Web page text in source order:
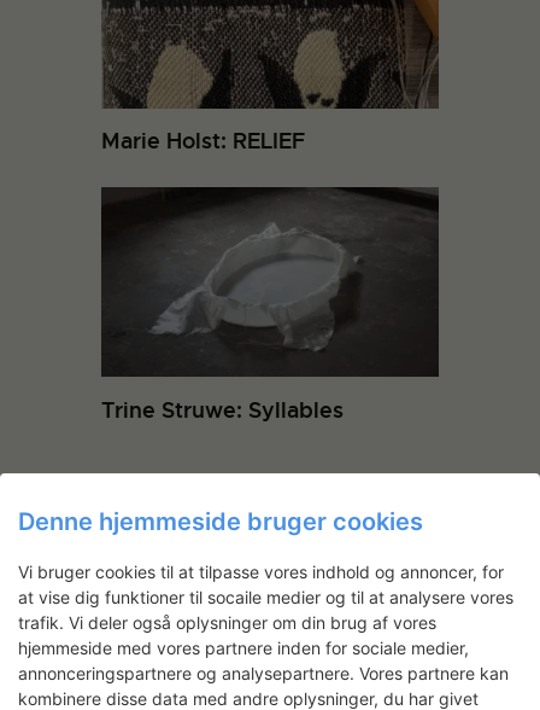
Marie Holst: RELIEF
Trine Struwe: Syllables
Uffe Black
Kongelige Danske Kunstakademis
Arkitektskole i 1987. Har siden sin
afgang haft egen
arkitektvirksomhed og undervist
på Arkitektskolen i Århus og
Danmarks Designskole.
Denne hjemmeside bruger cookies
Vi bruger cookies til at tilpasse vores indhold og annoncer, for
at vise dig funktioner til socaile medier og til at analysere vores
trafik. Vi deler også oplysninger om din brug af vores
hjemmeside med vores partnere inden for sociale medier,
annonceringspartnere og analysepartnere. Vores partnere kan
kombinere disse data med andre oplysninger, du har givet